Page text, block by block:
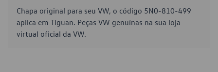
Chapa original para seu VW, o código 5N0-810-499
aplica em Tiguan. Peças VW genuínas na sua loja
virtual oficial da VW.